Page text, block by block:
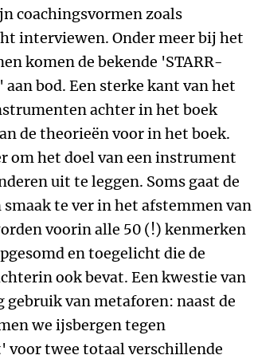
coachingsvormen zoals
interviewen. Onder meer bij het
komen de bekende 'STARR-
bod. Een sterke kant van het
achter in het boek
de theorieën voor in het boek.
om het doel van een instrument
uit te leggen. Soms gaat de
te ver in het afstemmen van
voorin alle 50 (!) kenmerken
en toegelicht die de
ook bevat. Een kwestie van
gebruik van metaforen: naast de
we ijsbergen tegen
twee totaal verschillende